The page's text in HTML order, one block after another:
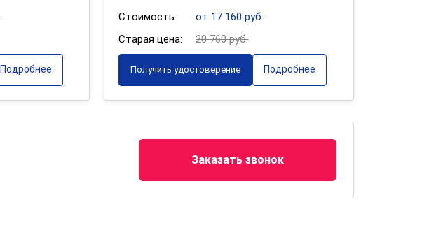
Подробнее
Стоимость:
от 17 160 руб.
Старая цена:
20 760 руб.
Получить удостоверение Подробнее
Заказать звонок